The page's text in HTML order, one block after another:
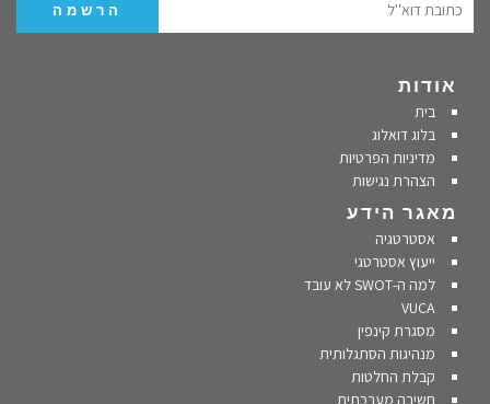
אודות
בית
בלוג דואלוג
מדיניות הפרטיות
הצהרת נגישות
מאגר הידע
אסטרטגיה
ייעוץ אסטרטגי
למה ה-SWOT לא עובד
VUCA
מסגרת קינפין
מנהיגות הסתגלותית
קבלת החלטות
חשיבה מערכתית